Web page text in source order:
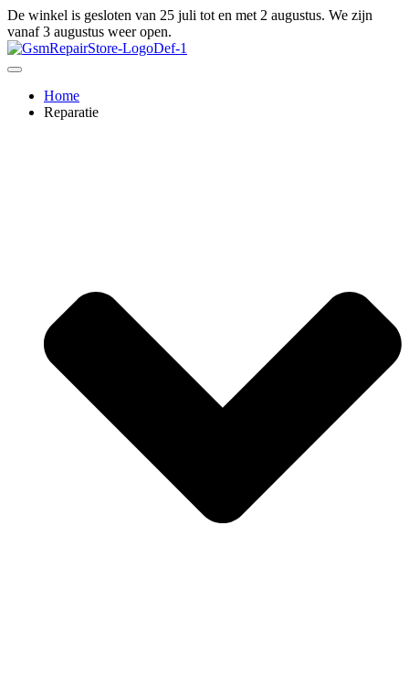
Ga
naar
de
inhoud
De winkel is gesloten van 25 juli tot en met 2 augustus. We zijn
vanaf 3 augustus weer open.
Home
Reparatie